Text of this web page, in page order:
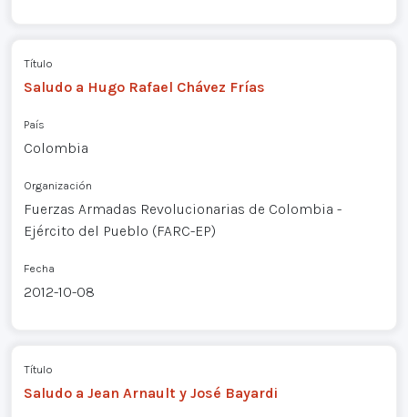
Título
Saludo a Hugo Rafael Chávez Frías
País
Colombia
Organización
Fuerzas Armadas Revolucionarias de Colombia -
Ejército del Pueblo (FARC-EP)
Fecha
2012-10-08
Título
Saludo a Jean Arnault y José Bayardi